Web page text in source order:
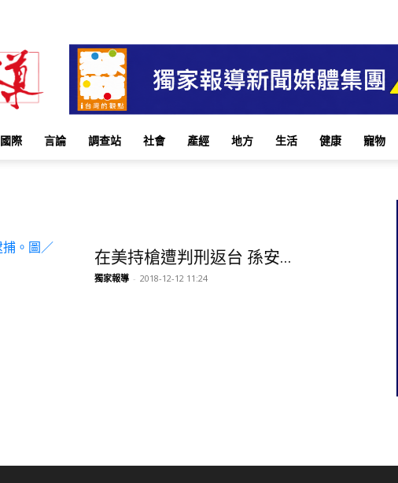
國際 言論 調查站 社會 產經 地方 生活 健康 寵物
在美持槍遭判刑返台 孫安...
獨家報導 - 2018-12-12 11:24